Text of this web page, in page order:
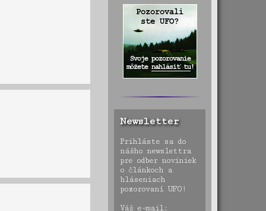
Newsletter
Prihláste sa do
nášho newslettra
pre odber noviniek
o článkoch a
hláseniach
pozorovaní UFO!
Váš e-mail: